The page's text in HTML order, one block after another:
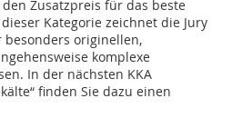
Zusatzpreis für das beste
Kategorie zeichnet die Jury
besonders originellen,
komplexe
In der nächsten KKA
finden Sie dazu einen